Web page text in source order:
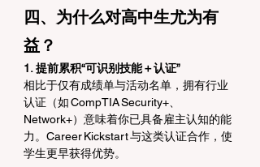
四、为什么对高中生尤为有
益？
1. 提前累积“可识别技能＋认证”
相比于仅有成绩单与活动名单，拥有行业
认证（如 CompTIA Security+、
Network+）意味着你已具备雇主认知的能
力。Career Kickstart 与这类认证合作，使
学生更早获得优势。